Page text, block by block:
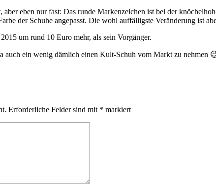
eben nur fast: Das runde Markenzeichen ist bei der
der Schuhe angepasst. Die wohl auffälligste Veränderung ist
um rund 10 Euro mehr, als sein Vorgänger.
auch ein wenig dämlich einen Kult-Schuh vom Markt zu nehmen
Erforderliche Felder sind mit * markiert